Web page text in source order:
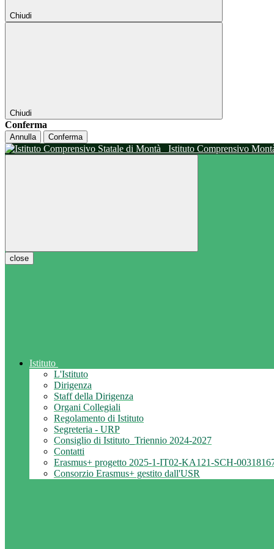
Chiudi
Chiudi
Conferma
Annulla Conferma
Istituto Comprensivo
close
Istituto
L'Istituto
Dirigenza
Staff della Dirigenza
Organi Collegiali
Regolamento di Istituto
Segreteria - URP
Consiglio di Istituto_Triennio 2024-2027
Contatti
Erasmus+ progetto 2025-1-IT02-KA121-SCH-
Consorzio Erasmus+ gestito dall'USR